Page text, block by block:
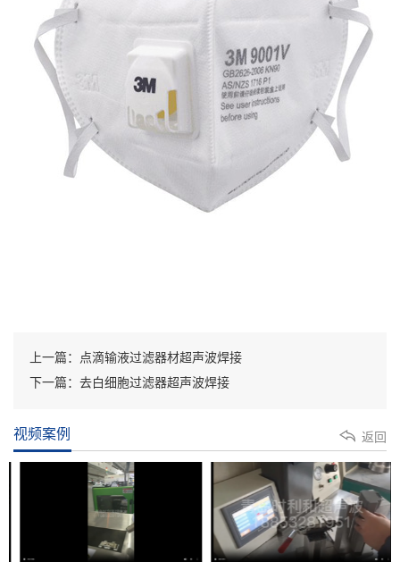
上一篇：点滴输液过滤器材超声波焊接
下一篇：去白细胞过滤器超声波焊接
视频案例 返回